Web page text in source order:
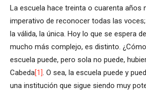
La escuela hace treinta o cuarenta años
imperativo de reconocer todas las
la válida, la única. Hoy lo que se espera
mucho más complejo, es distinto.
escuela puede, pero sola no puede,
Cabeda[1]. O sea, la escuela puede y
una institución que sigue siendo muy